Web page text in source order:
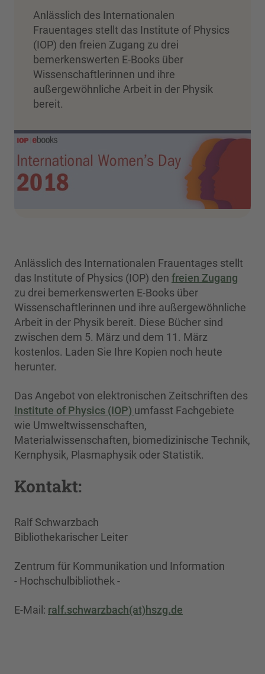
Anlässlich des Internationalen
Frauentages stellt das Institute of Physics
(IOP) den freien Zugang zu drei
bemerkenswerten E-Books über
Wissenschaftlerinnen und ihre
außergewöhnliche Arbeit in der Physik
bereit.
Anlässlich des Internationalen Frauentages stellt
das Institute of Physics (IOP) den freien Zugang
zu drei bemerkenswerten E-Books über
Wissenschaftlerinnen und ihre außergewöhnliche
Arbeit in der Physik bereit. Diese Bücher sind
zwischen dem 5. März und dem 11. März
kostenlos. Laden Sie Ihre Kopien noch heute
herunter.
Das Angebot von elektronischen Zeitschriften des
Institute of Physics (IOP) umfasst Fachgebiete
wie Umweltwissenschaften,
Materialwissenschaften, biomedizinische Technik,
Kernphysik, Plasmaphysik oder Statistik.
Kontakt:
Ralf Schwarzbach
Bibliothekarischer Leiter
Zentrum für Kommunikation und Information
- Hochschulbibliothek -
E-Mail: ralf.schwarzbach(at)hszg.de